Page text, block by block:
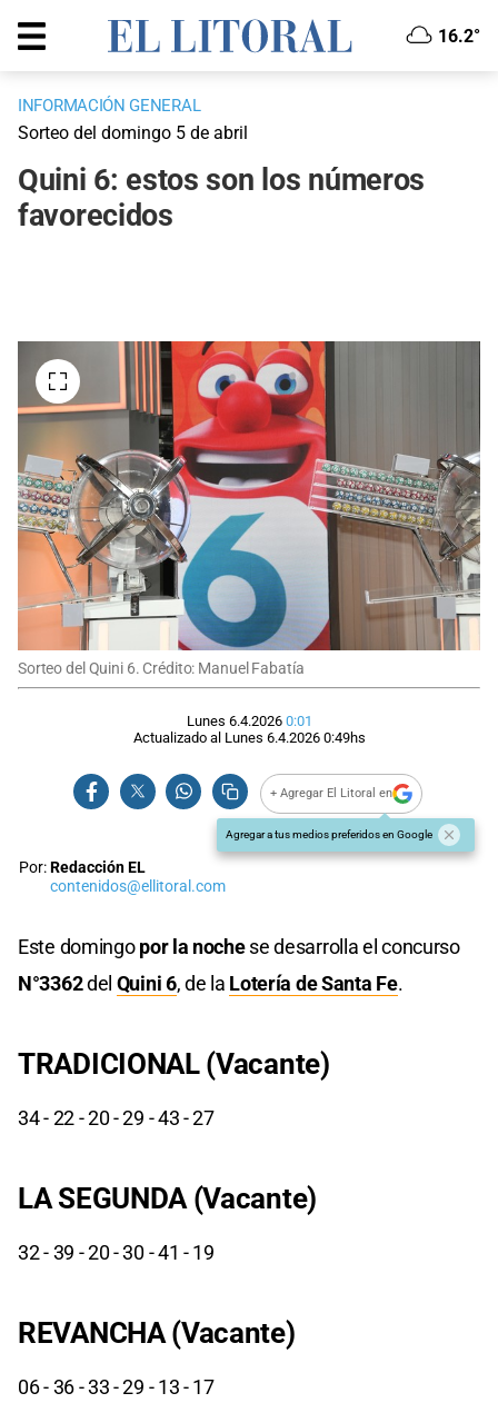
16.2°
INFORMACIÓN GENERAL
Sorteo del domingo 5 de abril
Quini 6: estos son los números
favorecidos
Sorteo del Quini 6. Crédito: Manuel Fabatía
Lunes 6.4.2026 0:01
Actualizado al Lunes 6.4.2026 0:49hs
+ Agregar El Litoral en
Agregar a tus medios preferidos en Google
Por:Redacción EL
contenidos@ellitoral.com
Este domingopor la nochese desarrolla el concurso
N°3362del Quini 6, de la Lotería de Santa Fe.
TRADICIONAL (Vacante)
34 - 22 - 20 - 29 - 43 - 27
LA SEGUNDA (Vacante)
32 - 39 - 20 - 30 - 41 - 19
REVANCHA (Vacante)
06 - 36 - 33 - 29 - 13 - 17